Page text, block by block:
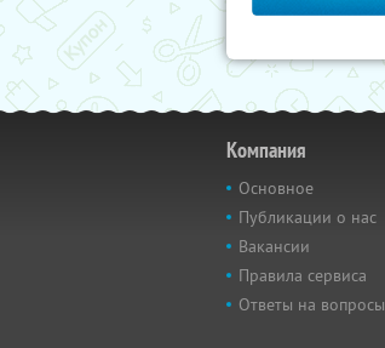
Компания
Основное
Публикации о нас
Вакансии
Правила сервиса
Ответы на вопросы